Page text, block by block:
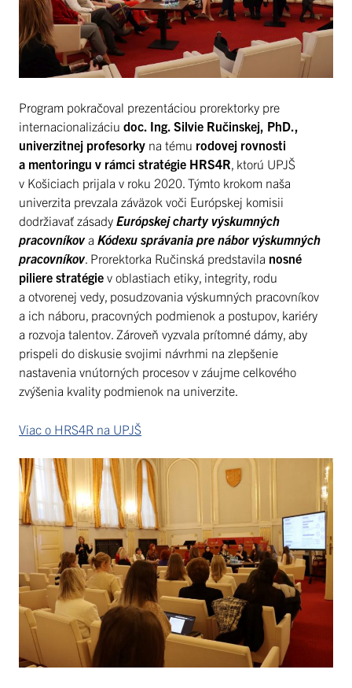
Program pokračoval prezentáciou prorektorky pre
internacionalizáciu doc. Ing. Silvie Ručinskej, PhD.,
univerzitnej profesorky na tému rodovej rovnosti
a mentoringu v rámci stratégie HRS4R , ktorú UPJŠ
v Košiciach prijala v roku 2020. Týmto krokom naša
univerzita prevzala záväzok voči Európskej komisii
dodržiavať zásady Európskej charty výskumných
pracovníkova Kódexu správania pre nábor výskumných
pracovníkov. Prorektorka Ručinská predstavila nosné
piliere stratégie v oblastiach etiky, integrity, rodu
a otvorenej vedy, posudzovania výskumných pracovníkov
a ich náboru, pracovných podmienok a postupov, kariéry
a rozvoja talentov. Zároveň vyzvala prítomné dámy, aby
prispeli do diskusie svojimi návrhmi na zlepšenie
nastavenia vnútorných procesov v záujme celkového
zvýšenia kvality podmienok na univerzite.
Viac o HRS4R na UPJŠ